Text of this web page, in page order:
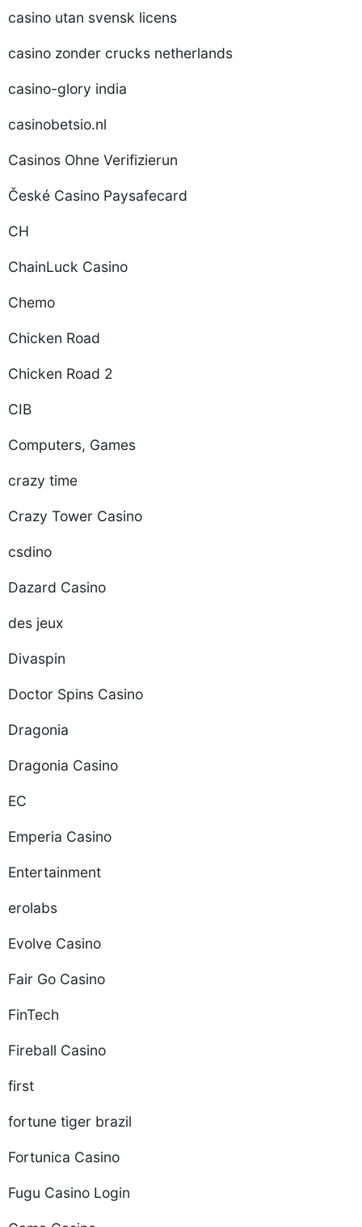
casino utan svensk licens
casino zonder crucks netherlands
casino-glory india
casinobetsio.nl
Casinos Ohne Verifizierun
České Casino Paysafecard
CH
ChainLuck Casino
Chemo
Chicken Road
Chicken Road 2
CIB
Computers, Games
crazy time
Crazy Tower Сasino
csdino
Dazard Casino
des jeux
Divaspin
Doctor Spins Casino
Dragonia
Dragonia Casino
EC
Emperia Casino
Entertainment
erolabs
Evolve Casino
Fair Go Casino
FinTech
Fireball Casino
first
fortune tiger brazil
Fortunica Casino
Fugu Casino Login